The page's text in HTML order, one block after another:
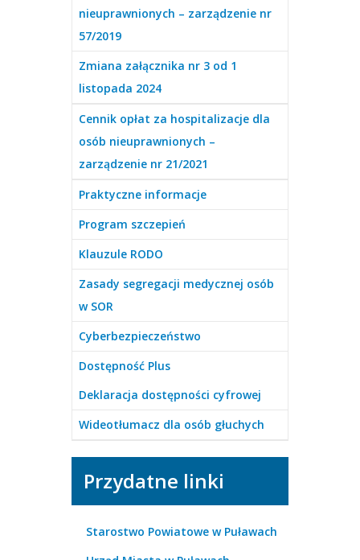
nieuprawnionych – zarządzenie nr
57/2019
Zmiana załącznika nr 3 od 1
listopada 2024
Cennik opłat za hospitalizacje dla
osób nieuprawnionych –
zarządzenie nr 21/2021
Praktyczne informacje
Program szczepień
Klauzule RODO
Zasady segregacji medycznej osób
w SOR
Cyberbezpieczeństwo
Dostępność Plus
Deklaracja dostępności cyfrowej
Wideotłumacz dla osób głuchych
Przydatne linki
Starostwo Powiatowe w Puławach